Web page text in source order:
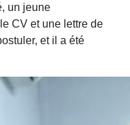
un jeune
CV et une lettre de
et il a été